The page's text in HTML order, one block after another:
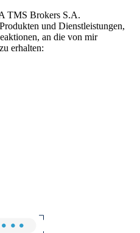
TMS Brokers S.A.
und Dienstleistungen,
an die von mir
erhalten: